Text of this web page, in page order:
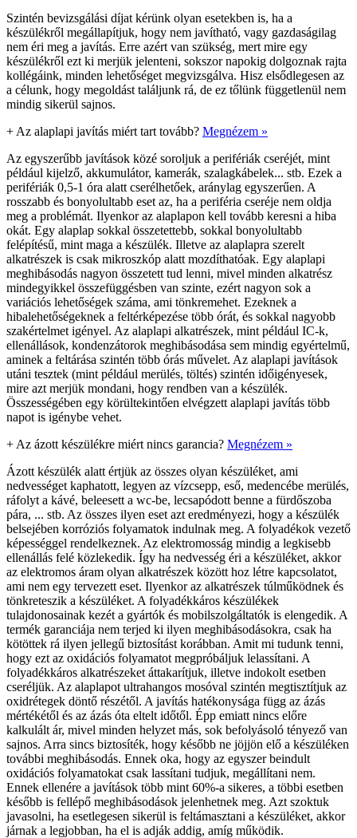
Szintén bevizsgálási díjat kérünk olyan esetekben is, ha a
készülékről megállapítjuk, hogy nem javítható, vagy gazdaságilag
nem éri meg a javítás. Erre azért van szükség, mert mire egy
készülékről ezt ki merjük jelenteni, sokszor napokig dolgoznak rajta
kollégáink, minden lehetőséget megvizsgálva. Hisz elsődlegesen az
a célunk, hogy megoldást találjunk rá, de ez tőlünk függetlenül nem
mindig sikerül sajnos.
+ Az alaplapi javítás miért tart tovább? Megnézem »
Az egyszerűbb javítások közé soroljuk a perifériák cseréjét, mint
például kijelző, akkumulátor, kamerák, szalagkábelek... stb. Ezek a
perifériák 0,5-1 óra alatt cserélhetőek, aránylag egyszerűen. A
rosszabb és bonyolultabb eset az, ha a periféria cseréje nem oldja
meg a problémát. Ilyenkor az alaplapon kell tovább keresni a hiba
okát. Egy alaplap sokkal összetettebb, sokkal bonyolultabb
felépítésű, mint maga a készülék. Illetve az alaplapra szerelt
alkatrészek is csak mikroszkóp alatt mozdíthatóak. Egy alaplapi
meghibásodás nagyon összetett tud lenni, mivel minden alkatrész
mindegyikkel összefüggésben van szinte, ezért nagyon sok a
variációs lehetőségek száma, ami tönkremehet. Ezeknek a
hibalehetőségeknek a feltérképezése több órát, és sokkal nagyobb
szakértelmet igényel. Az alaplapi alkatrészek, mint például IC-k,
ellenállások, kondenzátorok meghibásodása sem mindig egyértelmű,
aminek a feltárása szintén több órás művelet. Az alaplapi javítások
utáni tesztek (mint például merülés, töltés) szintén időigényesek,
mire azt merjük mondani, hogy rendben van a készülék.
Összességében egy körültekintően elvégzett alaplapi javítás több
napot is igénybe vehet.
+ Az ázott készülékre miért nincs garancia? Megnézem »
Ázott készülék alatt értjük az összes olyan készüléket, ami
nedvességet kaphatott, legyen az vízcsepp, eső, medencébe merülés,
ráfolyt a kávé, beleesett a wc-be, lecsapódott benne a fürdőszoba
pára, ... stb. Az összes ilyen eset azt eredményezi, hogy a készülék
belsejében korróziós folyamatok indulnak meg. A folyadékok vezető
képességgel rendelkeznek. Az elektromosság mindig a legkisebb
ellenállás felé közlekedik. Így ha nedvesség éri a készüléket, akkor
az elektromos áram olyan alkatrészek között hoz létre kapcsolatot,
ami nem egy tervezett eset. Ilyenkor az alkatrészek túlműködnek és
tönkreteszik a készüléket. A folyadékkáros készülékek
tulajdonosainak kezét a gyártók és mobilszolgáltatók is elengedik. A
termék garanciája nem terjed ki ilyen meghibásodásokra, csak ha
kötöttek rá ilyen jellegű biztosítást korábban. Amit mi tudunk tenni,
hogy ezt az oxidációs folyamatot megpróbáljuk lelassítani. A
folyadékkáros alkatrészeket áttakarítjuk, illetve indokolt esetben
cseréljük. Az alaplapot ultrahangos mosóval szintén megtisztítjuk az
oxidrétegek döntő részétől. A javítás hatékonysága függ az ázás
mértékétől és az ázás óta eltelt időtől. Épp emiatt nincs előre
kalkulált ár, mivel minden helyzet más, sok befolyásoló tényező van
sajnos. Arra sincs biztosíték, hogy később ne jöjjön elő a készüléken
további meghibásodás. Ennek oka, hogy az egyszer beindult
oxidációs folyamatokat csak lassítani tudjuk, megállítani nem.
Ennek ellenére a javítások több mint 60%-a sikeres, a többi esetben
később is fellépő meghibásodások jelenhetnek meg. Azt szoktuk
javasolni, ha esetlegesen sikerül is feltámasztani a készüléket, akkor
járnak a legjobban, ha el is adják addig, amíg működik.